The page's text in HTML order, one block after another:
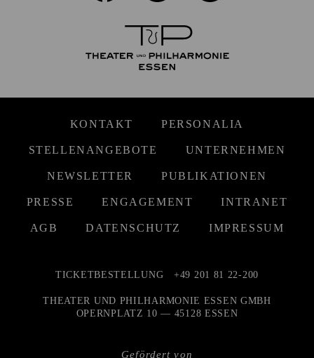
KONTAKT PERSONALIA
STELLENANGEBOTE UNTERNEHMEN
NEWSLETTER PUBLIKATIONEN
PRESSE ENGAGEMENT INTRANET
AGB DATENSCHUTZ IMPRESSUM
Gefördert von
TICKETBESTELLUNG +49 201 81 22-200
THEATER UND PHILHARMONIE ESSEN GMBH
OPERNPLATZ 10 — 45128 ESSEN